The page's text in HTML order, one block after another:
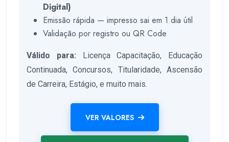
Digital)
Emissão rápida — impresso sai em 1 dia útil
Validação por registro ou QR Code
Válido para: Licença Capacitação, Educação
Continuada, Concursos, Titularidade, Ascensão
de Carreira, Estágio, e muito mais.
VER VALORES